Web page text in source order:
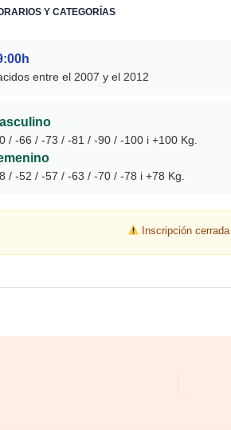
Y CATEGORÍAS
entre el 2007 y el 2012
/ -66 / -73 / -81 / -90 / -100 i +100 Kg.
/ -52 / -57 / -63 / -70 / -78 i +78 Kg.
Inscripción cerrada